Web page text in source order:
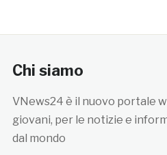
Chi siamo
VNews24 è il nuovo portale
giovani, per le notizie e
dal mondo